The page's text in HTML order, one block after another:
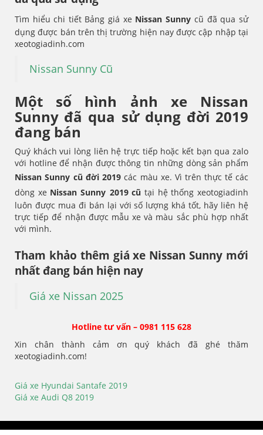
Tìm hiểu chi tiết Bảng giá xe Nissan Sunny cũ đã qua sử
dụng được bán trên thị trường hiện nay được cập nhập tại
xeotogiadinh.com
Nissan Sunny Cũ
Một số hình ảnh xe Nissan
Sunny đã qua sử dụng đời 2019
đang bán
Quý khách vui lòng liên hệ trực tiếp hoặc kết bạn qua zalo
với hotline để nhận được thông tin những dòng sản phẩm
Nissan Sunny cũ đời 2019 các màu xe. Vì trên thực tế các
dòng xe Nissan Sunny 2019 cũ tại hệ thống xeotogiadinh
luôn được mua đi bán lại với số lượng khá tốt, hãy liên hệ
trực tiếp để nhận được mẫu xe và màu sắc phù hợp nhất
với mình.
Tham khảo thêm giá xe Nissan Sunny mới
nhất đang bán hiện nay
Giá xe Nissan 2025
Hotline tư vấn – 0981 115 628
Xin chân thành cảm ơn quý khách đã ghé thăm
xeotogiadinh.com!
Điều
hướng
Giá xe Hyundai Santafe 2019
Giá xe Audi Q8 2019